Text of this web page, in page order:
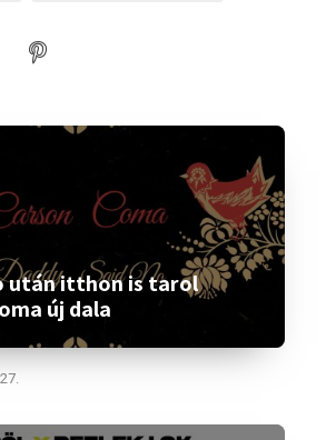
után itthon is tarol
új dala